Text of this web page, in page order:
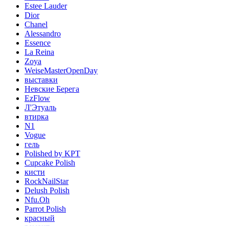
Estee Lauder
Dior
Chanel
Alessandro
Essence
La Reina
Zoya
WeiseMasterOpenDay
выставки
Невские Берега
EzFlow
Л'Этуаль
втирка
N1
Vogue
гель
Polished by KPT
Cupcake Polish
кисти
RockNailStar
Delush Polish
Nfu.Oh
Parrot Polish
красный